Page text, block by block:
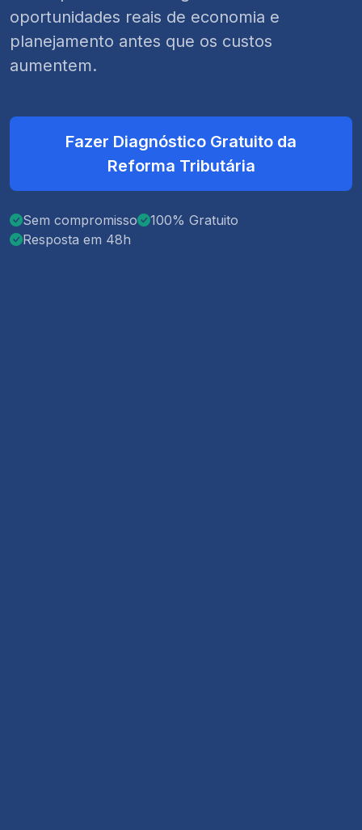
oportunidades reais de economia e
planejamento antes que os custos
aumentem.
Fazer Diagnóstico Gratuito da
Reforma Tributária
Sem compromisso
100% Gratuito
Resposta em 48h